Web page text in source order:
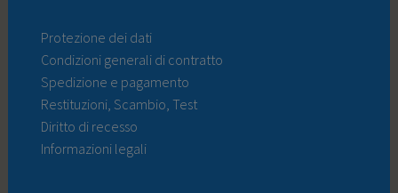
Protezione dei dati
Condizioni generali di contratto
Spedizione e pagamento
Restituzioni, Scambio, Test
Diritto di recesso
Informazioni legali